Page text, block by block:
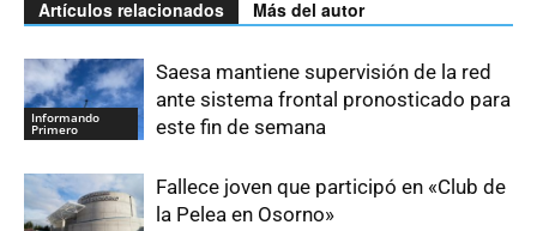
Artículos relacionados Más del autor
Informando
Primero
Saesa mantiene supervisión de la red
ante sistema frontal pronosticado para
este fin de semana
Fallece joven que participó en «Club de
la Pelea en Osorno»